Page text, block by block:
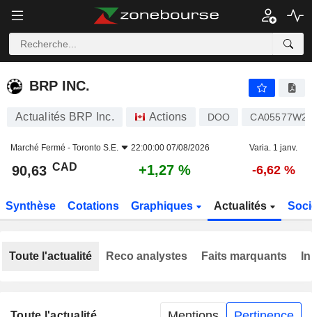
BRP INC.
BRP INC.
Actualités BRP Inc. Actions DOO
Marché Fermé - Toronto S.E. 22:00:00 07/08/2026 Varia. 1 janv.
90,63 CAD +1,27 % -6,62 %
Synthèse Cotations Graphiques Actualités
Toute l'actualité Reco analystes Faits marquants